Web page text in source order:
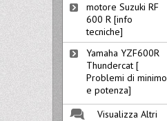
motore Suzuki RF
600 R [info
tecniche]
Yamaha YZF600R
Thundercat [
Problemi di minimo
e potenza]
Visualizza Altri